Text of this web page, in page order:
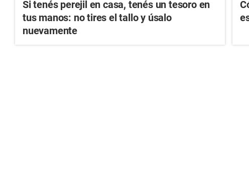
Si tenés perejil en casa, tenés un tesoro en
tus manos: no tires el tallo y úsalo
nuevamente